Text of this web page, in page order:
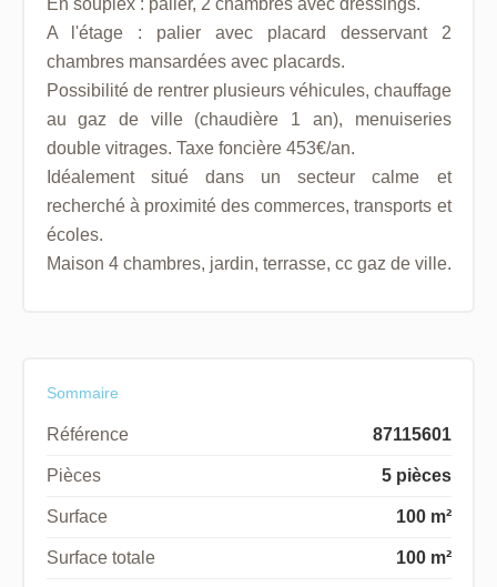
A l'étage : palier avec placard desservant 2
chambres mansardées avec placards.
Possibilité de rentrer plusieurs véhicules, chauffage
au gaz de ville (chaudière 1 an), menuiseries
double vitrages. Taxe foncière 453€/an.
Idéalement situé dans un secteur calme et
recherché à proximité des commerces, transports et
écoles.
Maison 4 chambres, jardin, terrasse, cc gaz de ville.
Sommaire
Référence 87115601
Pièces 5 pièces
Surface 100 m²
Surface totale 100 m²